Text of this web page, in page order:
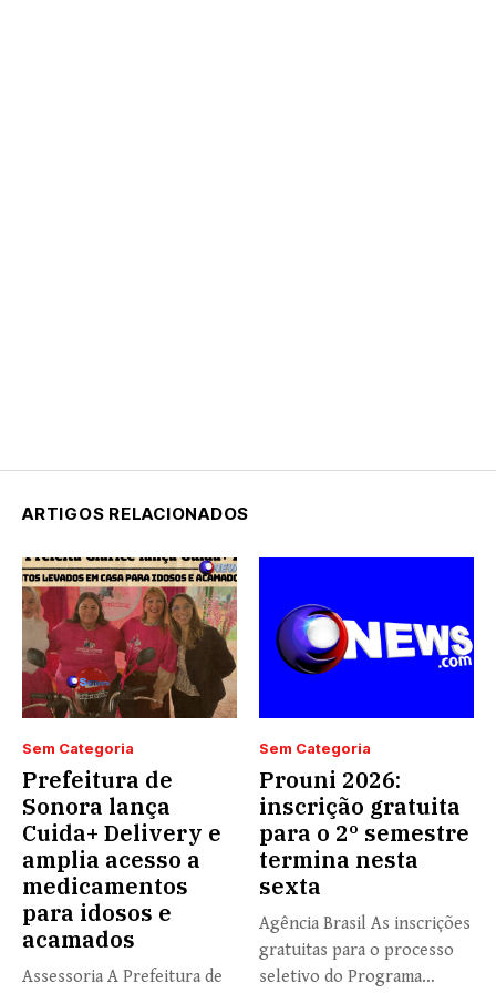
ARTIGOS RELACIONADOS
Sem Categoria
Prefeitura de
Sonora lança
Cuida+ Delivery e
amplia acesso a
medicamentos
para idosos e
acamados
Assessoria A Prefeitura de
Sem Categoria
Prouni 2026:
inscrição gratuita
para o 2º semestre
termina nesta
sexta
Agência Brasil As inscrições
gratuitas para o processo
seletivo do Programa